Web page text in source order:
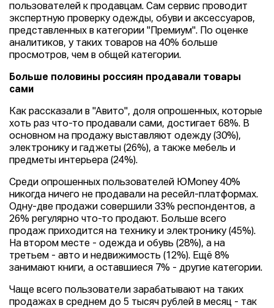
пользователей к продавцам. Сам сервис проводит
экспертную проверку одежды, обуви и аксессуаров,
представленных в категории "Премиум". По оценке
аналитиков, у таких товаров на 40% больше
просмотров, чем в общей категории.
Больше половины россиян продавали товары
сами
Как рассказали в "Авито", доля опрошенных, которые
хоть раз что-то продавали сами, достигает 68%. В
основном на продажу выставляют одежду (30%),
электронику и гаджеты (26%), а также мебель и
предметы интерьера (24%).
Среди опрошенных пользователей ЮMoney 40%
никогда ничего не продавали на ресейл-платформах.
Одну-две продажи совершили 33% респондентов, а
26% регулярно что-то продают. Больше всего
продаж приходится на технику и электронику (45%).
На втором месте - одежда и обувь (28%), а на
третьем - авто и недвижимость (12%). Ещё 8%
занимают книги, а оставшиеся 7% - другие категории.
Чаще всего пользователи зарабатывают на таких
продажах в среднем до 5 тысяч рублей в месяц - так